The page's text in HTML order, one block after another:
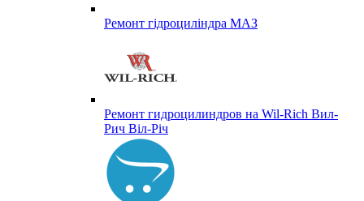
Ремонт гідроциліндра МАЗ
Ремонт гидроцилиндров на Wil-Rich Вил-
Рич Віл-Річ